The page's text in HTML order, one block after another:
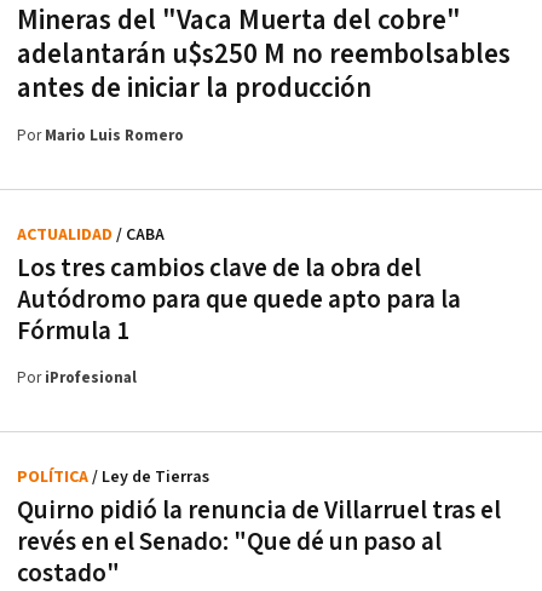
Mineras del "Vaca Muerta del cobre"
adelantarán u$s250 M no reembolsables
antes de iniciar la producción
PorMario Luis Romero
Los tres cambios clave de la obra del
Autódromo para que quede apto para la
Fórmula 1
ACTUALIDAD / CABA
PoriProfesional
Quirno pidió la renuncia de Villarruel tras el
revés en el Senado: "Que dé un paso al
costado"
POLÍTICA/ Ley de Tierras